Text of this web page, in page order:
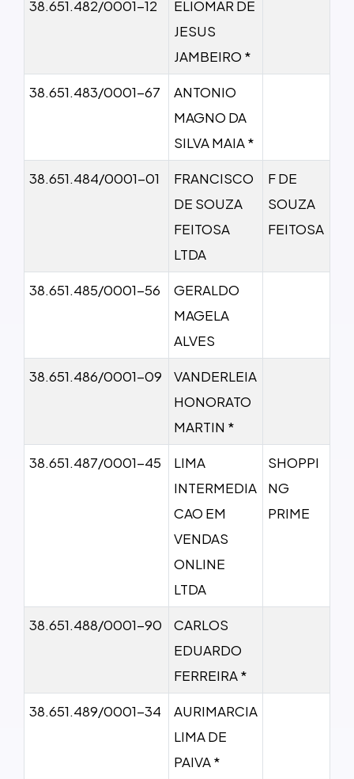
38.651.482/0001-12
ELIOMAR DE
JESUS
JAMBEIRO *
38.651.483/0001-67
ANTONIO
MAGNO DA
SILVA MAIA *
38.651.484/0001-01
FRANCISCO
DE SOUZA
FEITOSA
LTDA
F DE
SOUZA
FEITOSA
38.651.485/0001-56
GERALDO
MAGELA
ALVES
38.651.486/0001-09
VANDERLEIA
HONORATO
MARTIN *
38.651.487/0001-45
LIMA
INTERMEDIA
CAO EM
VENDAS
ONLINE
LTDA
SHOPPI
NG
PRIME
38.651.488/0001-90
CARLOS
EDUARDO
FERREIRA *
38.651.489/0001-34
AURIMARCIA
LIMA DE
PAIVA *